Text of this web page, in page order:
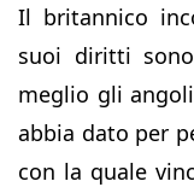
Il britannico
suoi diritti
meglio gli
abbia dato per
con la quale